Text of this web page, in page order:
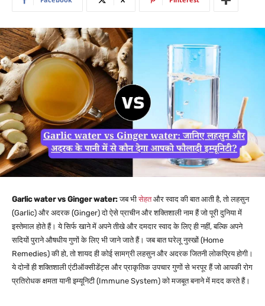
Garlic water vs Ginger water:जब भीसेहतऔर स्वाद की बात आती है, तो लहसुन
(Garlic) और अदरक (Ginger) दो ऐसे प्राचीन और शक्तिशाली नाम हैं जो पूरी दुनिया में
इस्तेमाल होते हैं। ये सिर्फ खाने में अपने तीखे और दमदार स्वाद के लिए ही नहीं, बल्कि अपने
सदियों पुराने औषधीय गुणों के लिए भी जाने जाते हैं। जब बात घरेलू नुस्खों (Home
Remedies) की हो, तो शायद ही कोई सामग्री लहसुन और अदरक जितनी लोकप्रिय होगी।
ये दोनों ही शक्तिशाली एंटीऑक्सीडेंट्स और प्राकृतिक उपचार गुणों से भरपूर हैं जो आपकी रोग
प्रतिरोधक क्षमता यानी इम्यूनिटी (Immune System) को मजबूत बनाने में मदद करते हैं।